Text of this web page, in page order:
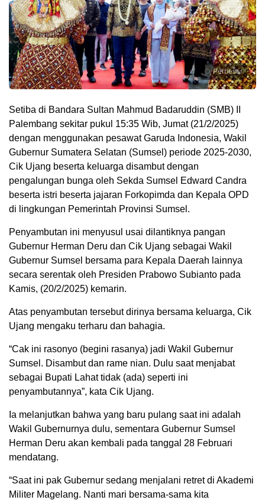
Perbesar
Setiba di Bandara Sultan Mahmud Badaruddin (SMB) II
Palembang sekitar pukul 15:35 Wib, Jumat (21/2/2025)
dengan menggunakan pesawat Garuda Indonesia, Wakil
Gubernur Sumatera Selatan (Sumsel) periode 2025-2030,
Cik Ujang beserta keluarga disambut dengan
pengalungan bunga oleh Sekda Sumsel Edward Candra
beserta istri beserta jajaran Forkopimda dan Kepala OPD
di lingkungan Pemerintah Provinsi Sumsel.
Penyambutan ini menyusul usai dilantiknya pangan
Gubernur Herman Deru dan Cik Ujang sebagai Wakil
Gubernur Sumsel bersama para Kepala Daerah lainnya
secara serentak oleh Presiden Prabowo Subianto pada
Kamis, (20/2/2025) kemarin.
Atas penyambutan tersebut dirinya bersama keluarga, Cik
Ujang mengaku terharu dan bahagia.
“Cak ini rasonyo (begini rasanya) jadi Wakil Gubernur
Sumsel. Disambut dan rame nian. Dulu saat menjabat
sebagai Bupati Lahat tidak (ada) seperti ini
penyambutannya”, kata Cik Ujang.
Ia melanjutkan bahwa yang baru pulang saat ini adalah
Wakil Gubernurnya dulu, sementara Gubernur Sumsel
Herman Deru akan kembali pada tanggal 28 Februari
mendatang.
“Saat ini pak Gubernur sedang menjalani retret di Akademi
Militer Magelang. Nanti mari bersama-sama kita